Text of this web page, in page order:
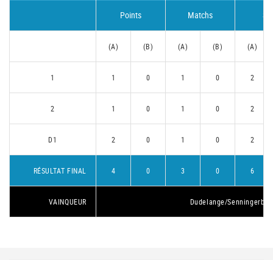
Points Matchs
(A) (B) (A) (B) (A)
1 1 0 1 0 2
2 1 0 1 0 2
D1 2 0 1 0 2
RÉSULTAT FINAL 4 0 3 0 6
VAINQUEUR Dudelange/